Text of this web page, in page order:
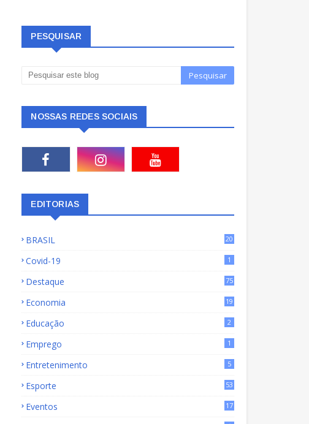
PESQUISAR
NOSSAS REDES SOCIAIS
EDITORIAS
BRASIL
20
Covid-19 1
Destaque
75
Economia
19
Educação 2
Emprego 1
Entretenimento 5
Esporte 53
Eventos 17